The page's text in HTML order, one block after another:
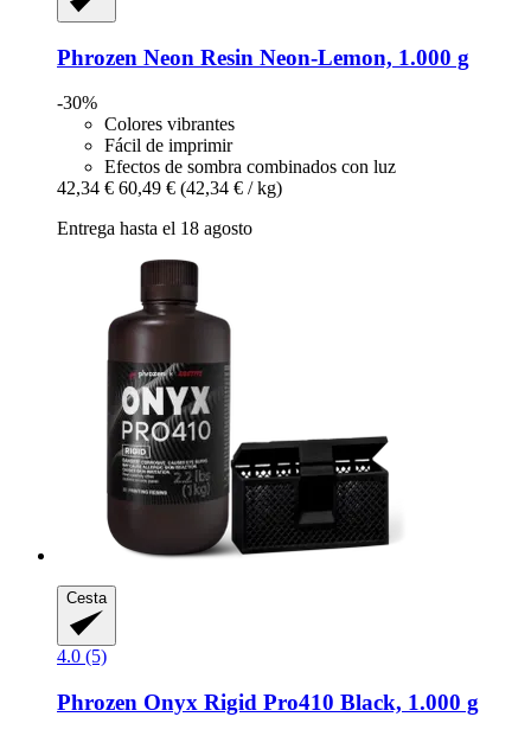
Phrozen Neon Resin Neon-​Lemon, 1.000 g
-30%
Colores vibrantes
Fácil de imprimir
Efectos de sombra combinados con luz
42,34 € 60,49 € (42,34 € / kg)
Entrega hasta el 18 agosto
Cesta
4.0 (5)
Phrozen Onyx Rigid Pro410 Black, 1.000 g